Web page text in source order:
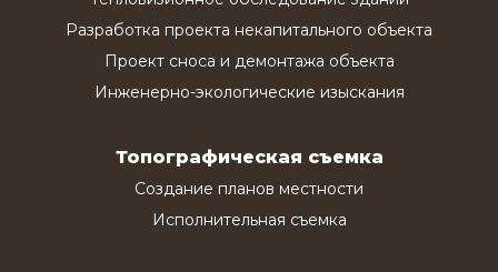
Разработка проекта некапитального объекта
Проект сноса и демонтажа объекта
Инженерно-экологические изыскания
Топографическая съемка
Создание планов местности
Исполнительная съемка